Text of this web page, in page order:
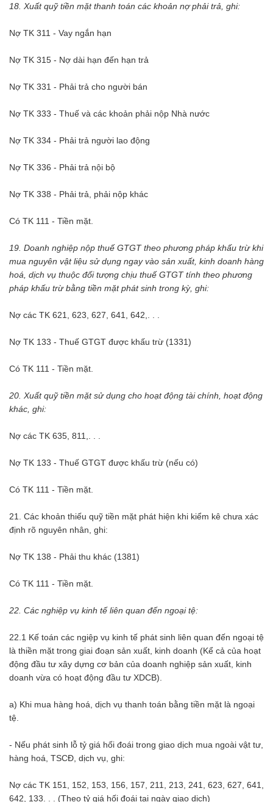
18. Xuất quỹ tiền mặt thanh toán các khoản nợ phải trả, ghi:
Nợ TK 311 - Vay ngắn hạn
Nợ TK 315 - Nợ dài hạn đến hạn trả
Nợ TK 331 - Phải trả cho người bán
Nợ TK 333 - Thuế và các khoản phải nộp Nhà nước
Nợ TK 334 - Phải trả người lao động
Nợ TK 336 - Phải trả nội bộ
Nợ TK 338 - Phải trả, phải nộp khác
Có TK 111 - Tiền mặt.
19. Doanh nghiệp nộp thuế GTGT theo phương pháp khấu trừ khi
mua nguyên vật liệu sử dụng ngay vào sản xuất, kinh doanh hàng
hoá, dịch vụ thuộc đối tượng chịu thuế GTGT tính theo phương
pháp khấu trừ bằng tiền mặt phát sinh trong kỳ, ghi:
Nợ các TK 621, 623, 627, 641, 642,. . .
Nợ TK 133 - Thuế GTGT được khấu trừ (1331)
Có TK 111 - Tiền mặt.
20. Xuất quỹ tiền mặt sử dụng cho hoạt động tài chính, hoạt động
khác, ghi:
Nợ các TK 635, 811,. . .
Nợ TK 133 - Thuế GTGT được khấu trừ (nếu có)
Có TK 111 - Tiền mặt.
21. Các khoản thiếu quỹ tiền mặt phát hiện khi kiểm kê chưa xác
định rõ nguyên nhân, ghi:
Nợ TK 138 - Phải thu khác (1381)
Có TK 111 - Tiền mặt.
22. Các nghiệp vụ kinh tế liên quan đến ngoại tệ:
22.1 Kế toán các ngiệp vụ kinh tế phát sinh liên quan đến ngoại tệ
là thiền mặt trong giai đoạn sản xuất, kinh doanh (Kể cả của hoạt
động đầu tư xây dựng cơ bản của doanh nghiệp sản xuất, kinh
doanh vừa có hoạt động đầu tư XDCB).
a) Khi mua hàng hoá, dịch vụ thanh toán bằng tiền mặt là ngoại
tệ.
- Nếu phát sinh lỗ tỷ giá hối đoái trong giao dịch mua ngoài vật tư,
hàng hoá, TSCĐ, dịch vụ, ghi:
Nợ các TK 151, 152, 153, 156, 157, 211, 213, 241, 623, 627, 641,
642, 133. . . (Theo tỷ giá hối đoái tại ngày giao dịch)